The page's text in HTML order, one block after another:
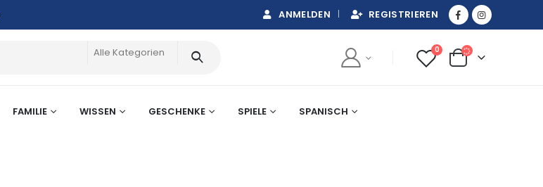
ANMELDEN REGISTRIEREN
Alle Kategorien 0
FAMILIE WISSEN GESCHENKE SPIELE SPANISCH